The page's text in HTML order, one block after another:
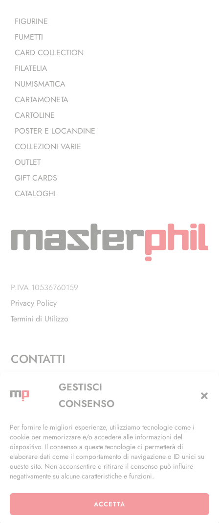
GESTISCI
CONSENSO
Per fornire le migliori esperienze, utilizziamo tecnologie come i
cookie per memorizzare e/o accedere alle informazioni del
dispositivo. Il consenso a queste tecnologie ci permetterà di
elaborare dati come il comportamento di navigazione o ID unici su
questo sito. Non acconsentire o ritirare il consenso può influire
negativamente su alcune caratteristiche e funzioni.
ACCETTA
FIGURINE
FUMETTI
CARD COLLECTION
FILATELIA
NUMISMATICA
CARTAMONETA
CARTOLINE
POSTER E LOCANDINE
COLLEZIONI VARIE
OUTLET
GIFT CARDS
CATALOGHI
P.IVA 10536760159
Privacy Policy
Termini di Utilizzo
CONTATTI
Via Alfieri, 27 - Trezzano Sul Naviglio (MI)
+39 02 4846 3155
info@masterphil.it